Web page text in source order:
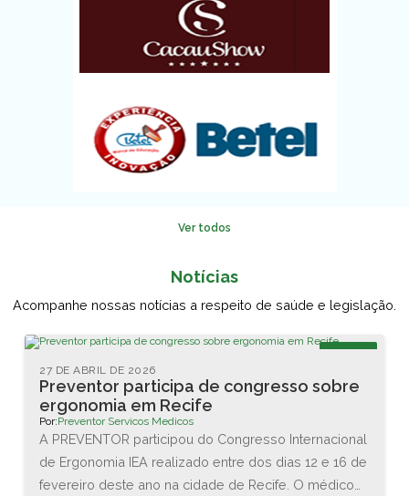
Ver todos
Notícias
Acompanhe nossas notícias a respeito de saúde e legislação.
Preventor participa de congresso sobre
ergonomia em Recife
27 DE ABRIL DE 2026
Por:Preventor Servicos Medicos
A PREVENTOR participou do Congresso Internacional
de Ergonomia IEA realizado entre dos dias 12 e 16 de
fevereiro deste ano na cidade de Recife. O médico